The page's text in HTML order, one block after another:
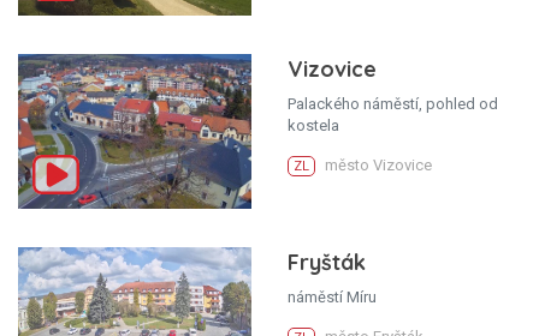
Vizovice
Palackého náměstí, pohled od
kostela
ZL město Vizovice
Fryšták
náměstí Míru